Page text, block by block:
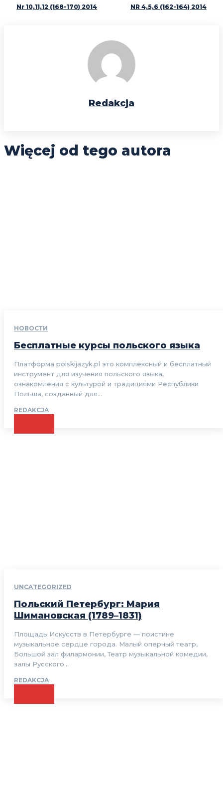
Nr 10,11,12 (168-170) 2014 NR 4,5,6 (162-164) 2014
Redakcja
Więcej od tego autora
НОВОСТИ
Бесплатные курсы польского языка
Платформа polskijazyk.pl это комплексный и бесплатный
инструмент для изучения польского языка,
ознакомления с культурой и традициями Республики
Польша, созданный для...
REDAKCJA
UNCATEGORIZED
Польский Петербург: Мария
Шимановская (1789–1831)
Площадь Искусств в Петербурге — поистине
музыкальное сердце города. Малый оперный театр,
Большой зал филармонии, Театр музыкальной комедии,
залы Русского...
REDAKCJA